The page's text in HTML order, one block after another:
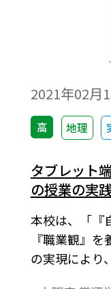
2021年02月
高 地理
タブレット
の授業の実
本校は、「『
『職業観』
の実現により